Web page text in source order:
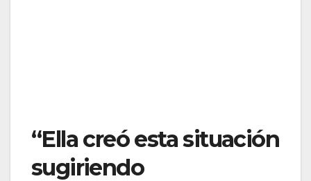
“Ella creó esta situación
sugiriendo